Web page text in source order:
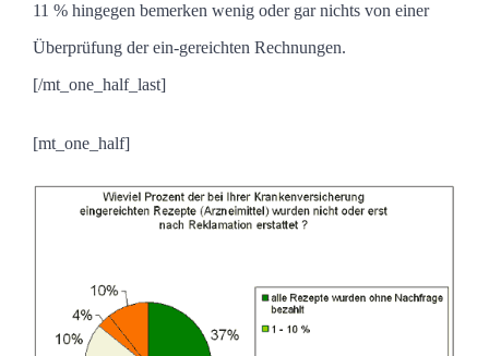
11 % hingegen bemerken wenig oder gar nichts von einer
Überprüfung der ein-gereichten Rechnungen.
[/mt_one_half_last]
[mt_one_half]